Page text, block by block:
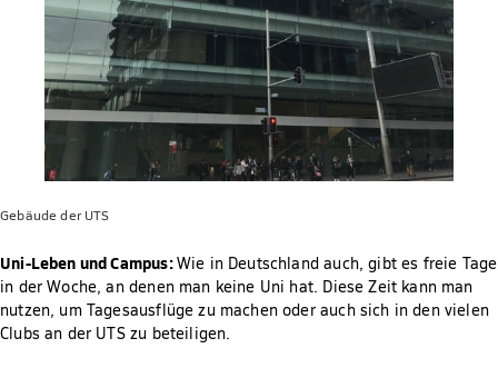
Gebäude der UTS
Uni-Leben und Campus:Wie in Deutschland auch, gibt es freie Tage
in der Woche, an denen man keine Uni hat. Diese Zeit kann man
nutzen, um Tagesausflüge zu machen oder auch sich in den vielen
Clubs an der UTS zu beteiligen.